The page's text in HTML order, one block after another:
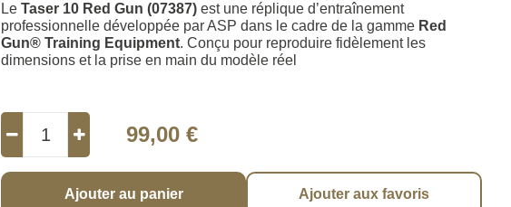
LeTaser 10 Red Gun (07387) est une réplique d’entraînement
professionnelle développée par ASP dans le cadre de la gamme Red
Gun® Training Equipment. Conçu pour reproduire fidèlement les
dimensions et la prise en main du modèle réel
99,00 €
Ajouter au panier Ajouter aux favoris